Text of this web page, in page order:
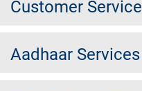
Customer Service
Aadhaar Services